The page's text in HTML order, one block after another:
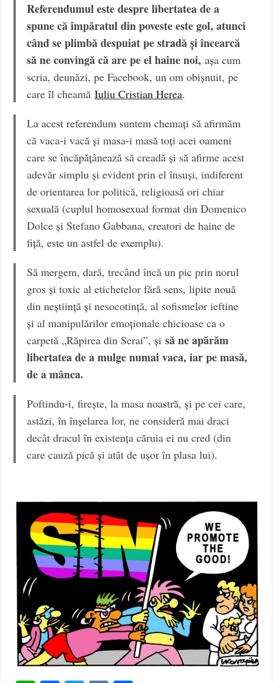
Referendumul este despre libertatea de a
spune că împăratul din poveste este gol, atunci
când se plimbă despuiat pe stradă și încearcă
să ne convingă că are pe el haine noi, așa cum
scria, deunăzi, pe Facebook, un om obișnuit, pe
care îl cheamăIuliu Cristian Herea.
La acest referendum suntem chemați să afirmăm
că vaca-i vacă și masa-i masă toți acei oameni
care se încăpățânează să creadă și să afirme acest
adevăr simplu și evident prin el însuși, indiferent
de orientarea lor politică, religioasă ori chiar
sexuală (cuplul homosexual format din Domenico
Dolce și Stefano Gabbana, creatori de haine de
fiță, este un astfel de exemplu).
Să mergem, dară, trecând încă un pic prin norul
gros și toxic al etichetelor fără sens, lipite nouă
din neștiință și nesocotință, al sofismelor ieftine
și al manipulărilor emoționale chicioase ca o
carpetă „Răpirea din Serai”, și să ne apărăm
libertatea de a mulge numai vaca, iar pe masă,
de a mânca.
Poftindu-i, firește, la masa noastră, și pe cei care,
astăzi, în înșelarea lor, ne consideră mai draci
decât dracul în existența căruia ei nu cred (din
care cauză pică și atât de ușor în plasa lui).